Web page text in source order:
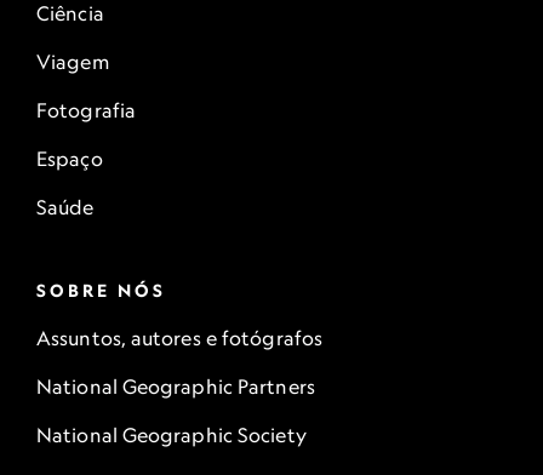
Ciência
Viagem
Fotografia
Espaço
Saúde
SOBRE NÓS
Assuntos, autores e fotógrafos
National Geographic Partners
National Geographic Society